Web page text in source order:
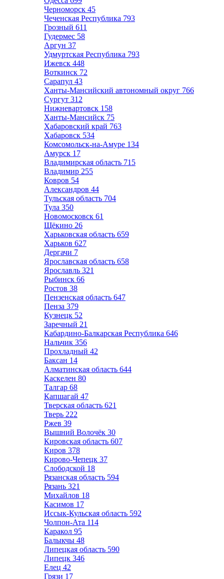
Черноморск 45
Чеченская Республика 793
Грозный 611
Гудермес 58
Аргун 37
Удмуртская Республика 793
Ижевск 448
Воткинск 72
Сарапул 43
Ханты-Мансийский автономный округ 766
Сургут 312
Нижневартовск 158
Ханты-Мансийск 75
Хабаровский край 763
Хабаровск 534
Комсомольск-на-Амуре 134
Амурск 17
Владимирская область 715
Владимир 255
Ковров 54
Александров 44
Тульская область 704
Тула 350
Новомосковск 61
Щёкино 26
Харьковская область 659
Харьков 627
Дергачи 7
Ярославская область 658
Ярославль 321
Рыбинск 66
Ростов 38
Пензенская область 647
Пенза 379
Кузнецк 52
Заречный 21
Кабардино-Балкарская Республика 646
Нальчик 356
Прохладный 42
Баксан 14
Алматинская область 644
Каскелен 80
Талгар 68
Капшагай 47
Тверская область 621
Тверь 222
Ржев 39
Вышний Волочёк 30
Кировская область 607
Киров 378
Кирово-Чепецк 37
Слободской 18
Рязанская область 594
Рязань 321
Михайлов 18
Касимов 17
Иссык-Кульская область 592
Чолпон-Ата 114
Каракол 95
Балыкчы 48
Липецкая область 590
Липецк 346
Елец 42
Грязи 17